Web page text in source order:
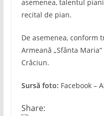
asemenea, talentul
recital de pian.
De asemenea, conform
Armeană „Sfânta
Crăciun.
Sursă foto: Facebook –
Share: